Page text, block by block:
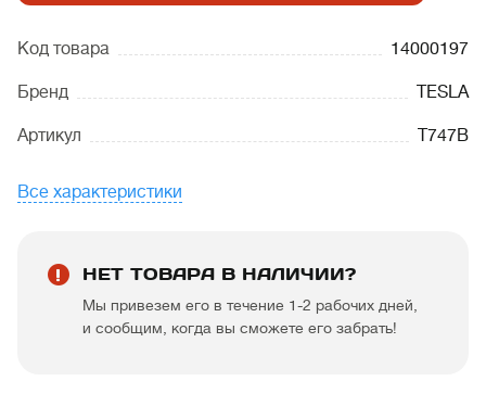
Код товара 14000197
Бренд TESLA
Артикул T747B
Все характеристики
НЕТ ТОВАРА В НАЛИЧИИ?
Мы привезем его в течение 1-2 рабочих дней,
и сообщим, когда вы сможете его забрать!